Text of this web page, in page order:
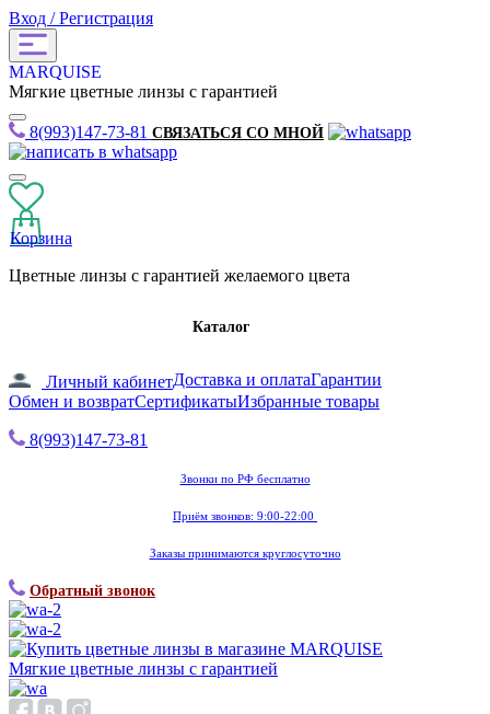
Вход / Регистрация
MARQUISE
Мягкие цветные линзы с гарантией
8(993)147-73-81 СВЯЗАТЬСЯ СО МНОЙ
Корзина
Цветные линзы с гарантией желаемого цвета
Каталог
Личный кабинетДоставка и оплатаГарантии
Обмен и возвратСертификатыИзбранные товары
8(993)147-73-81
Звонки по РФ бесплатно
Приём звонков: 9:00-22:00
Заказы принимаются круглосуточно
Обратный звонок
Мягкие цветные линзы с гарантией